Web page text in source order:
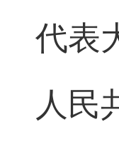
代表
人民